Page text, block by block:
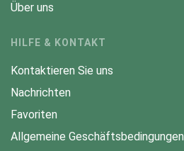
Über uns
HILFE & KONTAKT
Kontaktieren Sie uns
Nachrichten
Favoriten
Allgemeine Geschäftsbedingungen